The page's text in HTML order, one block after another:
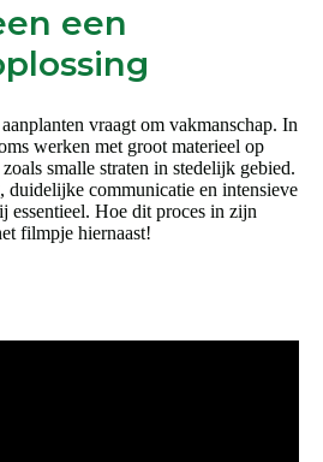
een
vraagt om vakmanschap. In
werken met groot materieel op
smalle straten in stedelijk gebied.
duidelijke communicatie en intensieve
essentieel. Hoe dit proces in zijn
filmpje hiernaast!